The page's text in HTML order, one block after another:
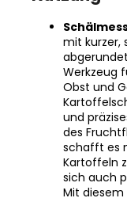
mit kurzer,
Werkzeug
Obst und
und
des
schafft es
Kartoffeln
sich auch
Mit diesem
Zutaten